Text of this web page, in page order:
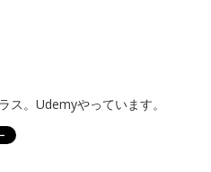
ス。Udemyやっています。